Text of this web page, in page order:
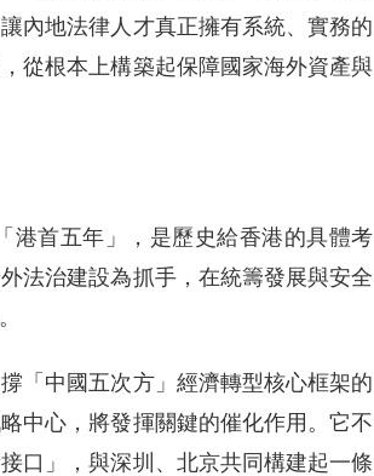
內地法律人才真正擁有系統、實務的
從根本上構築起保障國家海外資產與
港首五年」，是歷史給香港的具體考
法治建設為抓手，在統籌發展與安全
「中國五次方」經濟轉型核心框架的
中心，將發揮關鍵的催化作用。它不
口」，與深圳、北京共同構建起一條